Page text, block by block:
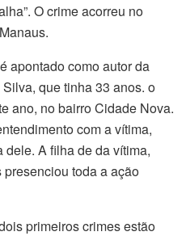
O crime acorreu no
apontado como autor da
que tinha 33 anos. o
ano, no bairro Cidade Nova.
com a vítima,
A filha de da vítima,
toda a ação
primeiros crimes estão